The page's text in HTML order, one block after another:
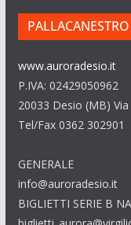
www.auroradesio.it
P.IVA: 02429050962
20033 Desio (MB)
Tel/Fax 0362 302901
GENERALE
info@auroradesio.it
BIGLIETTI SERIE B